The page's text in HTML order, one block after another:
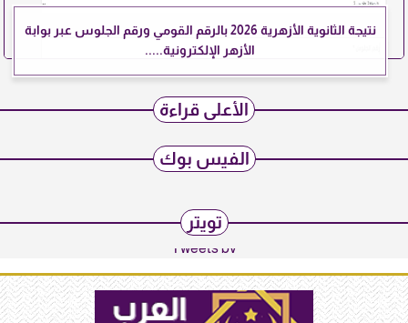
نتيجة الثانوية الأزهرية 2026 بالرقم القومي ورقم الجلوس عبر بوابة
الأزهر الإلكترونية.....
الأعلى قراءة
الفيس بوك
تويتر
Tweets by